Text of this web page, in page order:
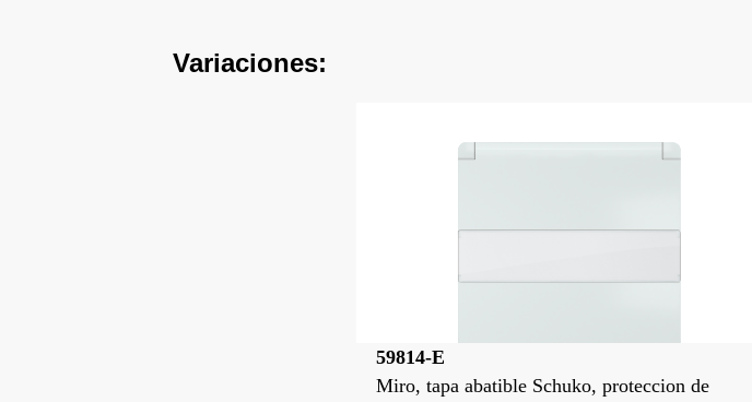
Variaciones:
59814-E
Miro, tapa abatible Schuko, proteccion de